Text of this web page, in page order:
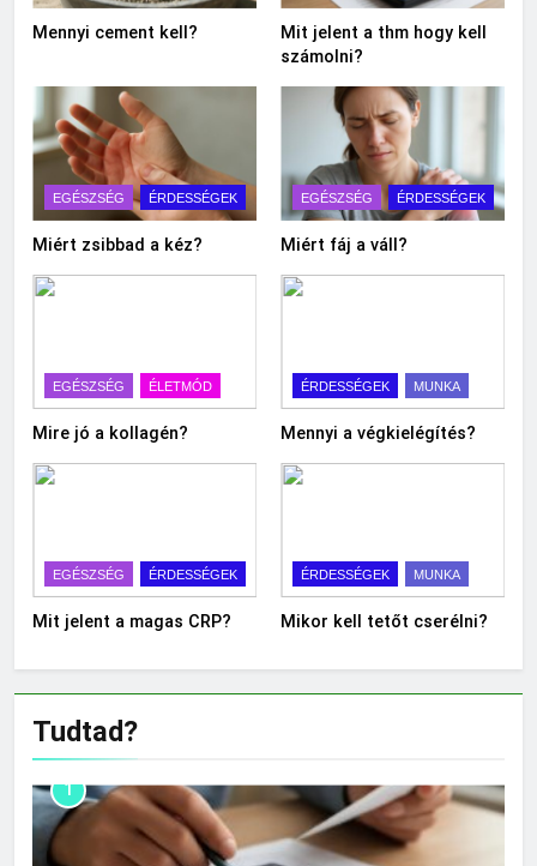
Mennyi cement kell?
Mit jelent a thm hogy kell
számolni?
EGÉSZSÉG ÉRDESSÉGEK
Miért zsibbad a kéz?
EGÉSZSÉG ÉRDESSÉGEK
Miért fáj a váll?
EGÉSZSÉG ÉLETMÓD
Mire jó a kollagén?
ÉRDESSÉGEK MUNKA
Mennyi a végkielégítés?
EGÉSZSÉG ÉRDESSÉGEK
Mit jelent a magas CRP?
ÉRDESSÉGEK MUNKA
Mikor kell tetőt cserélni?
Tudtad?
1